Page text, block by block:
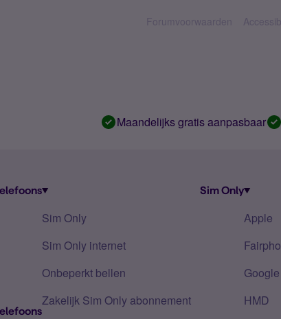
Forumvoorwaarden
Maandelijks gratis aanpasbaar
Sim Only
Sim Only
Sim Only internet
Onbeperkt bellen
Zakelijk Sim Only abonnement
Apple
Google
HMD